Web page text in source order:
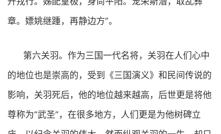
章。嫖姚继踵，再静边方”。
第六关羽。作为三国一代名将，关羽在人们心中
的地位也是崇高的，受到《三国演义》和民间传说的
影响，关羽死后，他的地位越来越高，后世更是将他
尊称为“武圣”，在很多地方，人们更是为他树碑立